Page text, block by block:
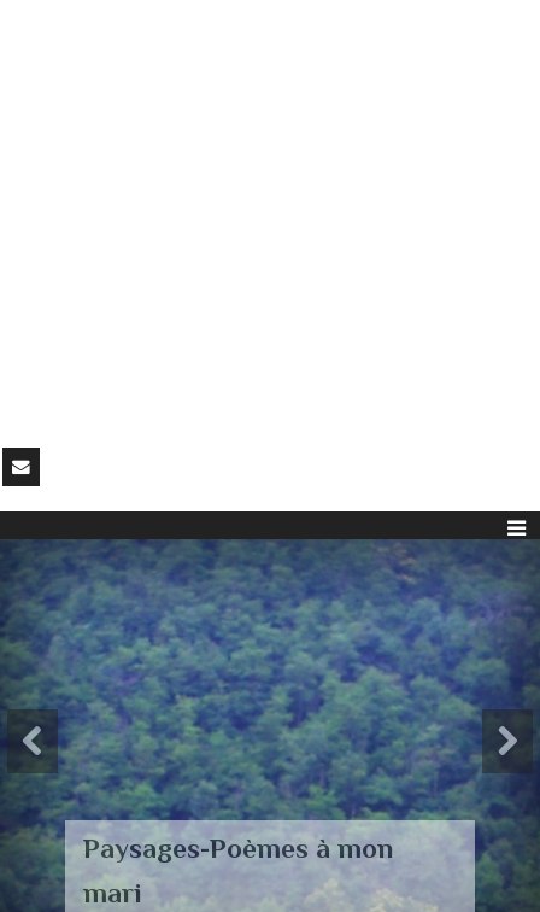
Paysages-Poèmes à mon
mari